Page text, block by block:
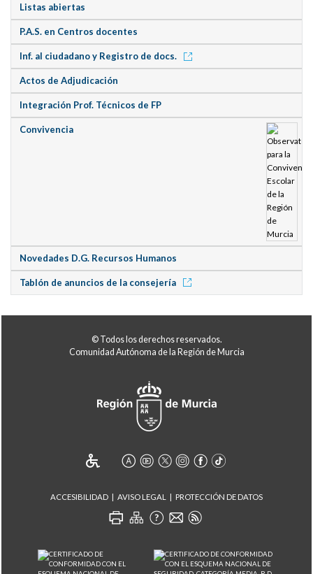
Listas abiertas
P.A.S. en Centros docentes
Inf. al ciudadano y Registro de docs.
Actos de Adjudicación
Integración Prof. Técnicos de FP
Convivencia
Novedades D.G. Recursos Humanos
Tablón de anuncios de la consejería
© Todos los derechos reservados.
Comunidad Autónoma de la Región de Murcia
ACCESIBILIDAD AVISO LEGAL PROTECCIÓN DE DATOS